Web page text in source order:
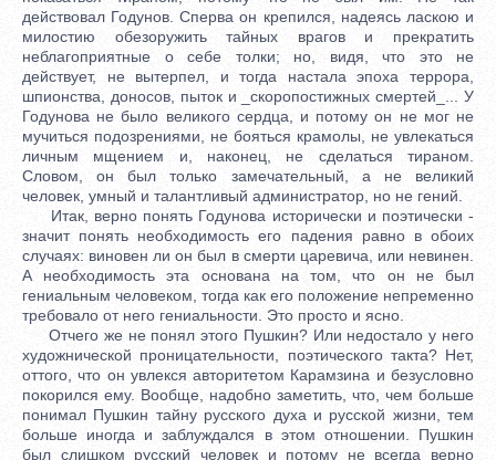
действовал Годунов. Сперва он крепился, надеясь ласкою и
милостию обезоружить тайных врагов и прекратить
неблагоприятные о себе толки; но, видя, что это не
действует, не вытерпел, и тогда настала эпоха террора,
шпионства, доносов, пыток и _скоропостижных смертей_... У
Годунова не было великого сердца, и потому он не мог не
мучиться подозрениями, не бояться крамолы, не увлекаться
личным мщением и, наконец, не сделаться тираном.
Словом, он был только замечательный, а не великий
человек, умный и талантливый администратор, но не гений.
Итак, верно понять Годунова исторически и поэтически -
значит понять необходимость его падения равно в обоих
случаях: виновен ли он был в смерти царевича, или невинен.
А необходимость эта основана на том, что он не был
гениальным человеком, тогда как его положение непременно
требовало от него гениальности. Это просто и ясно.
Отчего же не понял этого Пушкин? Или недостало у него
художнической проницательности, поэтического такта? Нет,
оттого, что он увлекся авторитетом Карамзина и безусловно
покорился ему. Вообще, надобно заметить, что, чем больше
понимал Пушкин тайну русского духа и русской жизни, тем
больше иногда и заблуждался в этом отношении. Пушкин
был слишком русский человек и потому не всегда верно